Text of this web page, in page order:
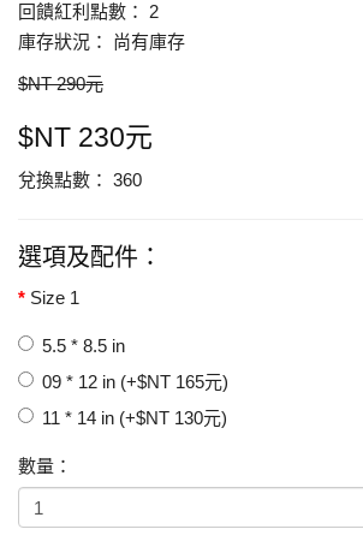
回饋紅利點數： 2
庫存狀況： 尚有庫存
$NT 290元
$NT 230元
兌換點數： 360
選項及配件：
Size 1
5.5 * 8.5 in
09 * 12 in (+$NT 165元)
11 * 14 in (+$NT 130元)
數量：